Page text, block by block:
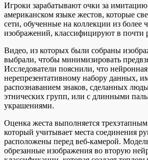
Игроки зарабатывают очки за имитацию
американском языке жестов, которые
сети, обученные на коллекции из более
изображений, классифицируют в почти
Видео, из которых были собраны
выбрали, чтобы минимизировать
Исследователи пояснили, что
нерепрезентативному набору данных,
распознаванием знаков, сделанных
этнических групп, или с длинными
украшениями.
Оценка жеста выполняется
который учитывает места соединения
расположены перед веб-камерой.
обрезанные изображения во вторую